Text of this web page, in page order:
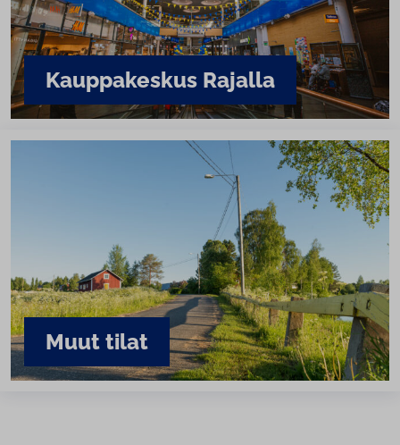
Kaup­pa­kes­kus Rajalla
Muut tilat